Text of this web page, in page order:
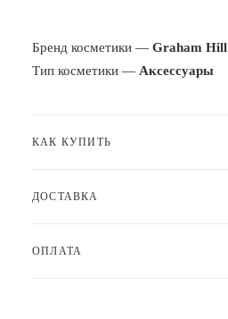
Бренд косметики — Graham Hill
Тип косметики — Аксессуары
КАК КУПИТЬ
ДОСТАВКА
ОПЛАТА